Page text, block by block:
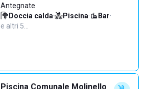
Antegnate
Doccia calda· Piscina· Bar·
e altri 5…
Piscina Comunale Molinello